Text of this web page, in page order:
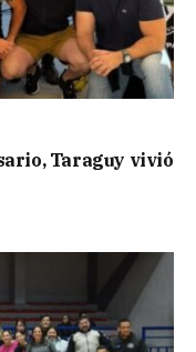
Taraguy vivió